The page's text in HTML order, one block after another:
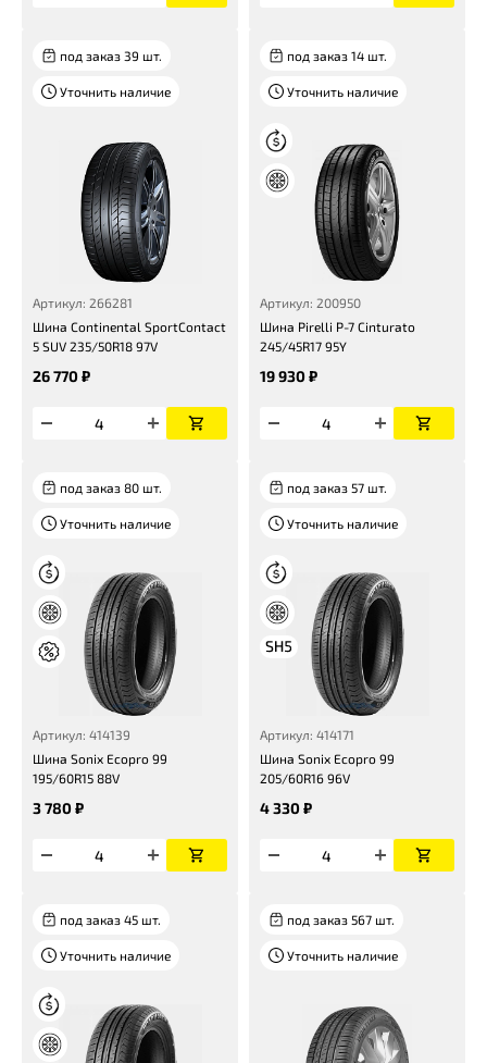
под заказ 39 шт.
Уточнить наличие
Артикул: 266281
Шина Continental SportContact
5 SUV 235/50R18 97V
26 770 ₽
под заказ 14 шт.
Уточнить наличие
Артикул: 200950
Шина Pirelli P-7 Cinturato
245/45R17 95Y
19 930 ₽
под заказ 80 шт.
Уточнить наличие
Артикул: 414139
Шина Sonix Ecopro 99
195/60R15 88V
3 780 ₽
под заказ 57 шт.
Уточнить наличие
Артикул: 414171
Шина Sonix Ecopro 99
205/60R16 96V
4 330 ₽
под заказ 45 шт.
Уточнить наличие
под заказ 567 шт.
Уточнить наличие